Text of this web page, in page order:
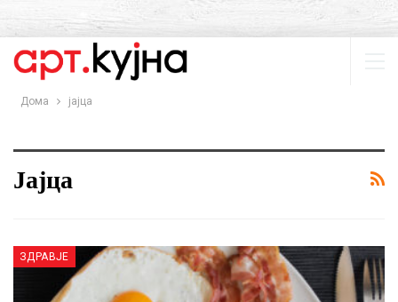
Дома јајца
Јајца
ЗДРАВЈЕ